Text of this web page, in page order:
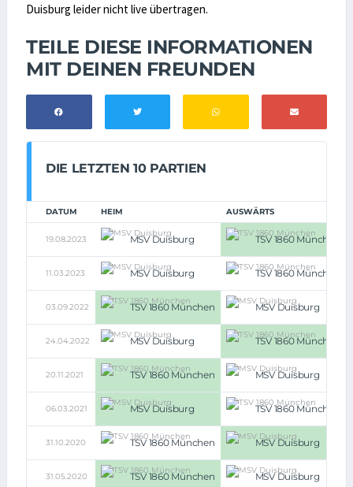
Duisburg leider nicht live übertragen.
TEILE DIESE INFORMATIONEN
MIT DEINEN FREUNDEN
DIE LETZTEN 10 PARTIEN
DATUM HEIM AUSWÄRTS
19.08.2023 MSV Duisburg TSV 1860 München
11.03.2023 MSV Duisburg TSV 1860 München
03.09.2022 TSV 1860 München MSV Duisburg
24.04.2022 MSV Duisburg TSV 1860 München
20.11.2021 TSV 1860 München MSV Duisburg
06.03.2021 MSV Duisburg TSV 1860 München
31.10.2020 TSV 1860 München MSV Duisburg
31.05.2020 TSV 1860 München MSV Duisburg